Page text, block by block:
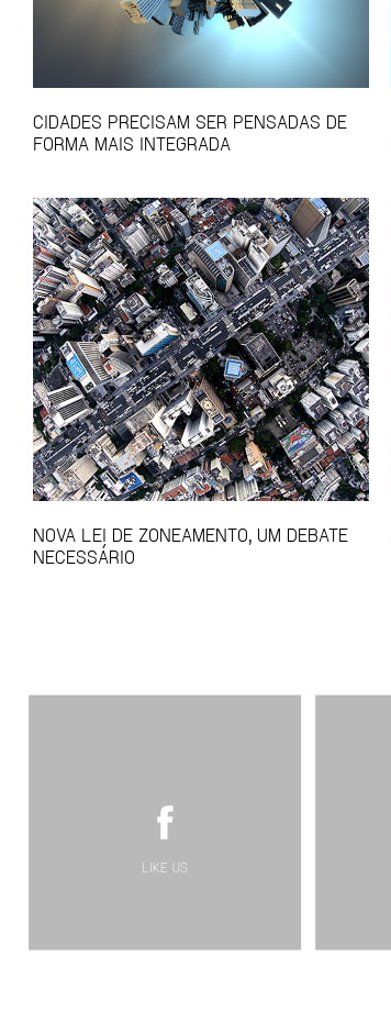
CIDADES PRECISAM SER PENSADAS DE
FORMA MAIS INTEGRADA
NOVA LEI DE ZONEAMENTO, UM DEBATE
NECESSÁRIO
LIKE US